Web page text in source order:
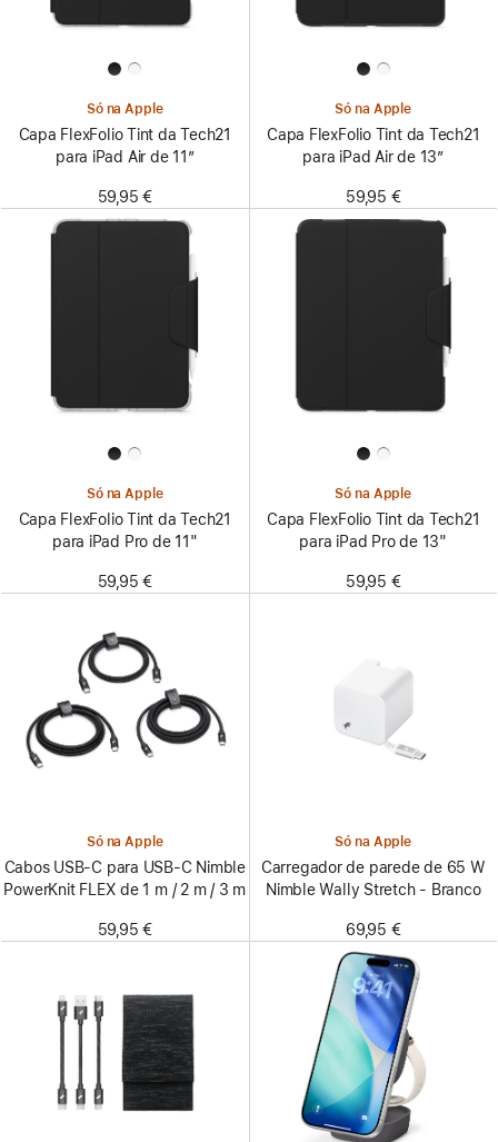
Só na Apple
Capa FlexFolio Tint da Tech21
para iPad Air de 11”
59,95 €
Só na Apple
Capa FlexFolio Tint da Tech21
para iPad Air de 13”
59,95 €
Só na Apple
Capa FlexFolio Tint da Tech21
para iPad Pro de 11"
59,95 €
Só na Apple
Capa FlexFolio Tint da Tech21
para iPad Pro de 13"
59,95 €
Só na Apple
Cabos USB‑C para USB‑C Nimble
PowerKnit FLEX de 1 m / 2 m / 3 m
59,95 €
Só na Apple
Carregador de parede de 65 W
Nimble Wally Stretch - Branco
69,95 €